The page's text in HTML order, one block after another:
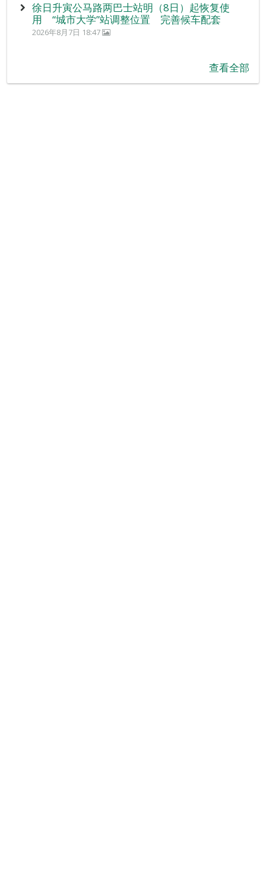
徐日升寅公马路两巴士站明（8日）起恢复使
用 “城市大学”站调整位置 完善候车配套
2026年8月7日 18:47
查看全部